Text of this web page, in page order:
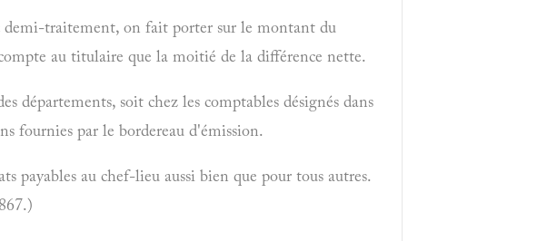
traitement, on fait porter sur le montant du
au titulaire que la moitié de la différence nette.
départements, soit chez les comptables désignés dans
fournies par le bordereau d'émission.
payables au chef-lieu aussi bien que pour tous autres.